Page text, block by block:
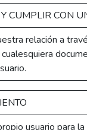
CUMPLIR CON
relación a
usuario para